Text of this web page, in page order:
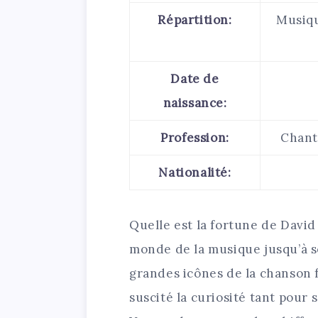
Répartition:
Date de
naissance:
Profession:
Nationalité:
Quelle est la fortune de
monde de la musique jusqu’à
grandes icônes de la
suscité la curiosité tant pour